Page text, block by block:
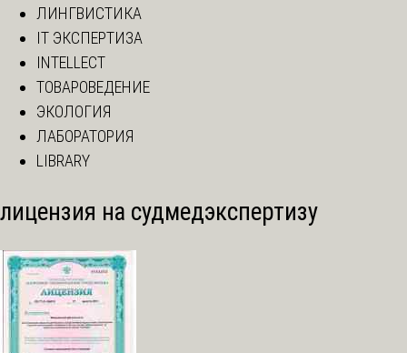
ЛИНГВИСТИКА
IT ЭКСПЕРТИЗА
INTELLECT
ТОВАРОВЕДЕНИЕ
ЭКОЛОГИЯ
ЛАБОРАТОРИЯ
LIBRARY
лицензия на судмедэкспертизу